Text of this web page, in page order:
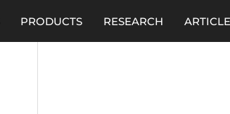
PRODUCTS RESEARCH